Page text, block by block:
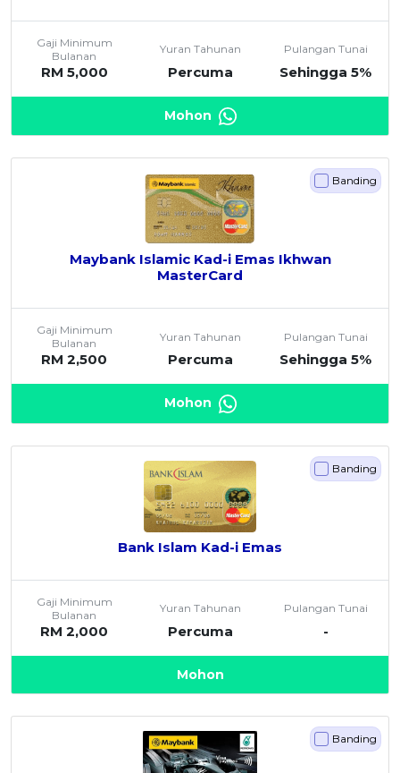
Gaji Minimum
Bulanan
RM 5,000
Yuran Tahunan
Percuma
Pulangan Tunai
Sehingga 5%
Mohon
Banding
Maybank Islamic Kad-i Emas Ikhwan
MasterCard
Gaji Minimum
Bulanan
RM 2,500
Yuran Tahunan
Percuma
Pulangan Tunai
Sehingga 5%
Mohon
Banding
Bank Islam Kad-i Emas
Gaji Minimum
Bulanan
RM 2,000
Yuran Tahunan
Percuma
Pulangan Tunai
-
Mohon
Banding